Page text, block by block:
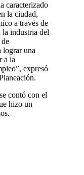
caracterizado
la ciudad,
a través de
la industria del
lograr una
a la
expresó
contó con el
hizo un